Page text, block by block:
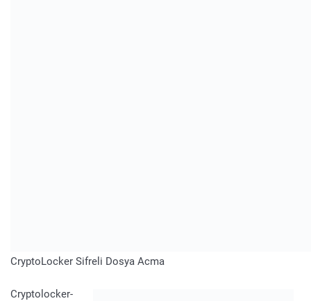
CryptoLocker Sifreli Dosya Acma
Cryptolocker-